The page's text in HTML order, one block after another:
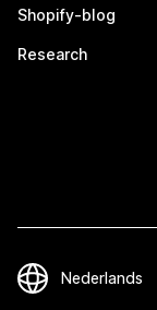
Shopify-blog
Research